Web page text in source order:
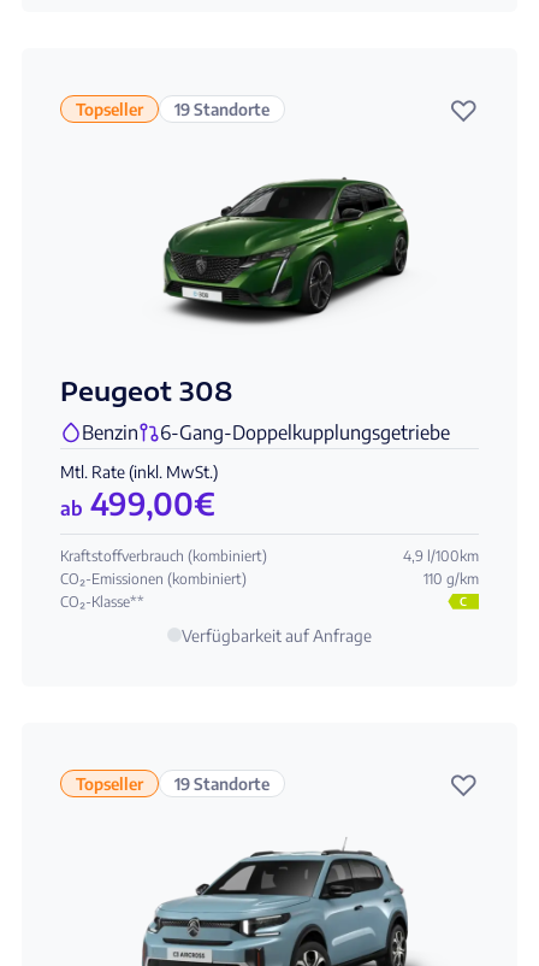
Topseller 19 Standorte ♡
Peugeot 308
Benzin 6-Gang-Doppelkupplungsgetriebe
Mtl. Rate (inkl. MwSt.)
ab 499,00€
Kraftstoffverbrauch (kombiniert)
4,9 l/100km
CO₂-Emissionen (kombiniert)
110 g/km
CO₂-Klasse**
C
Verfügbarkeit auf Anfrage
Topseller 19 Standorte ♡